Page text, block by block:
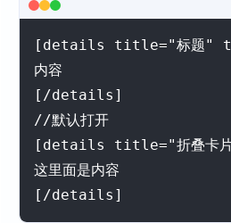
[details title="标题"
内容
[/details]
//默认打开
[details title="折叠卡片
这里面是内容
[/details]